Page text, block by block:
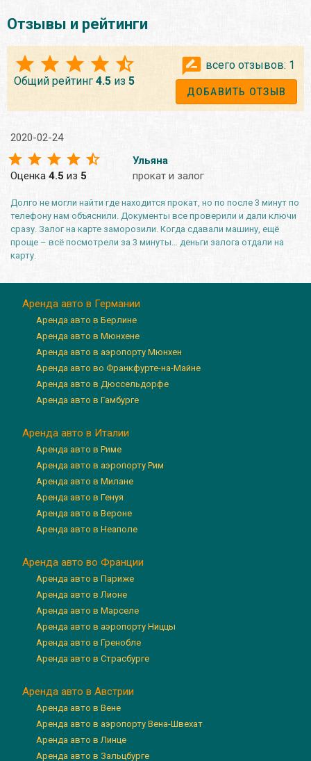
Отзывы и рейтинги
Общий рейтинг 4.5 из 5
всего отзывов: 1
ДОБАВИТЬ ОТЗЫВ
2020-02-24
Оценка 4.5 из 5
Ульяна
прокат и залог
Долго не могли найти где находится прокат, но по после 3 минут по
телефону нам объяснили. Документы все проверили и дали ключи
сразу. Залог на карте заморозили. Когда сдавали машину, ещё
проще – всё посмотрели за 3 минуты… деньги залога отдали на
карту.
Аренда авто в Германии
Аренда авто в Берлине
Аренда авто в Мюнхене
Аренда авто в аэропорту Мюнхен
Аренда авто во Франкфурте-на-Майне
Аренда авто в Дюссельдорфе
Аренда авто в Гамбурге
Аренда авто в Италии
Аренда авто в Риме
Аренда авто в аэропорту Рим
Аренда авто в Милане
Аренда авто в Генуя
Аренда авто в Вероне
Аренда авто в Неаполе
Аренда авто во Франции
Аренда авто в Париже
Аренда авто в Лионе
Аренда авто в Марселе
Аренда авто в аэропорту Ниццы
Аренда авто в Гренобле
Аренда авто в Страсбурге
Аренда авто в Австрии
Аренда авто в Вене
Аренда авто в аэропорту Вена-Швехат
Аренда авто в Линце
Аренда авто в Зальцбурге